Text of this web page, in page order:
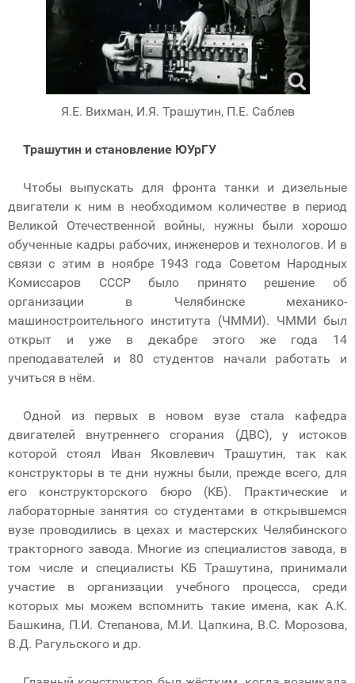
Я.Е. Вихман, И.Я. Трашутин, П.Е. Саблев
Трашутин и становление ЮУрГУ
Чтобы выпускать для фронта танки и дизельные
двигатели к ним в необходимом количестве в период
Великой Отечественной войны, нужны были хорошо
обученные кадры рабочих, инженеров и технологов. И в
связи с этим в ноябре 1943 года Советом Народных
Комиссаров СССР было принято решение об
организации в Челябинске механико-
машиностроительного института (ЧММИ). ЧММИ был
открыт и уже в декабре этого же года 14
преподавателей и 80 студентов начали работать и
учиться в нём.
Одной из первых в новом вузе стала кафедра
двигателей внутреннего сгорания (ДВС), у истоков
которой стоял Иван Яковлевич Трашутин, так как
конструкторы в те дни нужны были, прежде всего, для
его конструкторского бюро (КБ). Практические и
лабораторные занятия со студентами в открывшемся
вузе проводились в цехах и мастерских Челябинского
тракторного завода. Многие из специалистов завода, в
том числе и специалисты КБ Трашутина, принимали
участие в организации учебного процесса, среди
которых мы можем вспомнить такие имена, как А.К.
Башкина, П.И. Степанова, М.И. Цапкина, В.С. Морозова,
В.Д. Рагульского и др.